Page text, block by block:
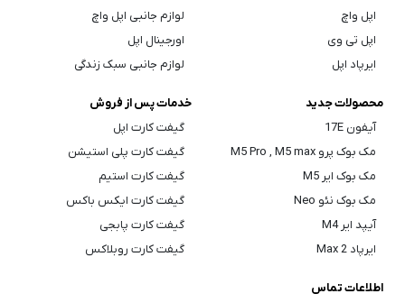
اپل واچ
اپل تی وی
ایرپاد اپل
لوازم جانبی اپل واچ
اورجینال اپل
لوازم جانبی سبک زندگی
محصولات جدید
آیفون 17E
مک بوک پرو M5 Pro , M5 max
مک بوک ایر M5
مک بوک نئو Neo
آیپد ایر M4
ایرپاد Max 2
خدمات پس از فروش
گیفت کارت اپل
گیفت کارت پلی استیشن
گیفت کارت استیم
گیفت کارت ایکس باکس
گیفت کارت پابجی
گیفت کارت روبلاکس
اطلاعات تماس